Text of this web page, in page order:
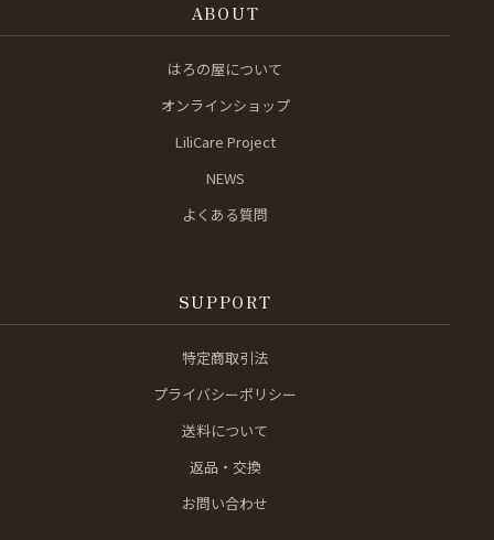
ABOUT
はろの屋について
オンラインショップ
LiliCare Project
NEWS
よくある質問
SUPPORT
特定商取引法
プライバシーポリシー
送料について
返品・交換
お問い合わせ